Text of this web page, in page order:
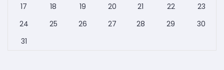
17
18 19 20 21 22
23
24
25 26 27 28 29
30
31